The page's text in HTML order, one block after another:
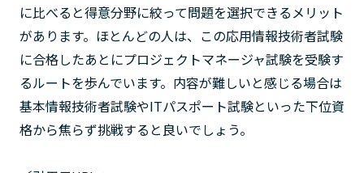
に比べると得意分野に絞って問題を選択できるメリット
があります。ほとんどの人は、この応用情報技術者試験
に合格したあとにプロジェクトマネージャ試験を受験す
るルートを歩んでいます。内容が難しいと感じる場合は
基本情報技術者試験やITパスポート試験といった下位資
格から焦らず挑戦すると良いでしょう。